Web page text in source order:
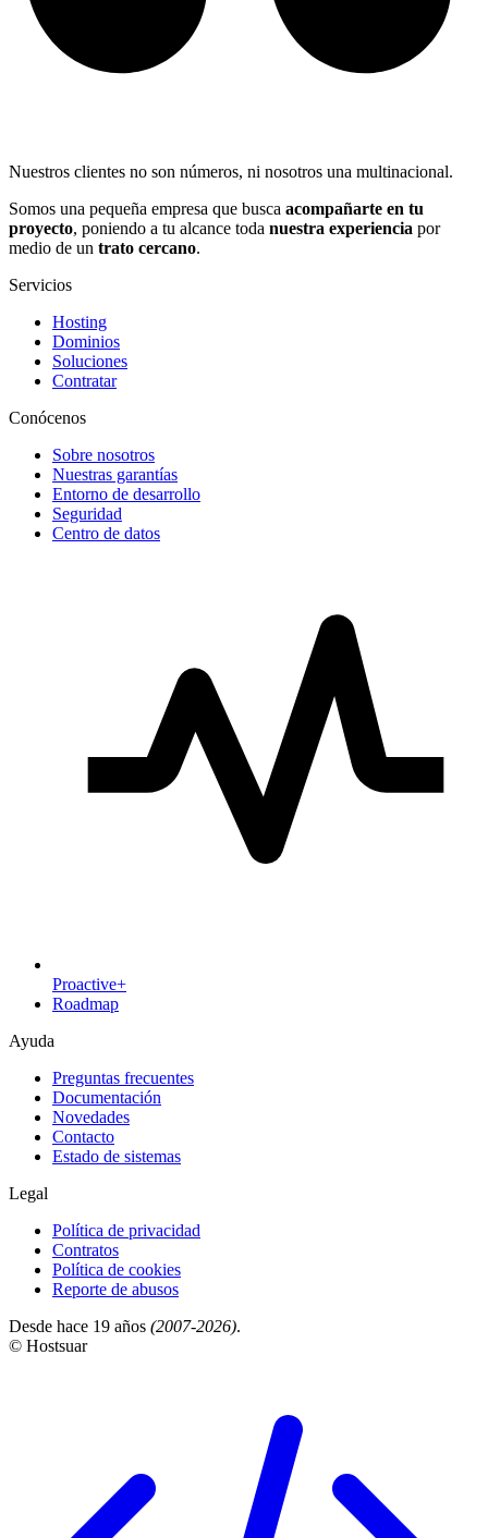
Nuestros clientes no son números, ni nosotros una multinacional.
Somos una pequeña empresa que busca acompañarte en tu
proyecto, poniendo a tu alcance toda nuestra experiencia por
medio de un trato cercano.
Servicios
Hosting
Dominios
Soluciones
Contratar
Conócenos
Sobre nosotros
Nuestras garantías
Entorno de desarrollo
Seguridad
Centro de datos
Proactive+
Roadmap
Ayuda
Preguntas frecuentes
Documentación
Novedades
Contacto
Estado de sistemas
Legal
Política de privacidad
Contratos
Política de cookies
Reporte de abusos
Desde hace 19 años (2007-2026).
© Hostsuar